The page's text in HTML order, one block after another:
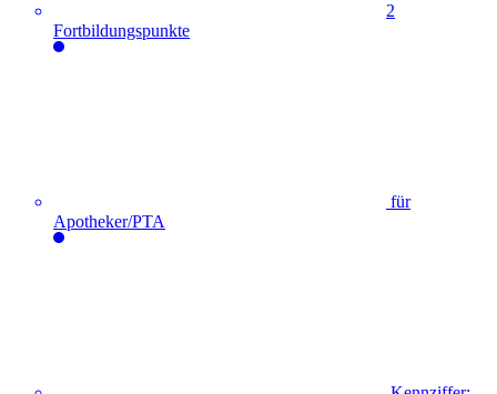
2
Fortbildungspunkte
für
Apotheker/PTA